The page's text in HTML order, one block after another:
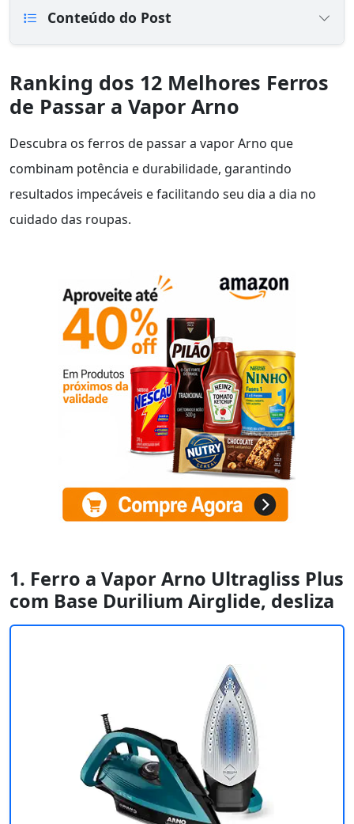
Conteúdo do Post
Ranking dos 12 Melhores Ferros
de Passar a Vapor Arno
Descubra os ferros de passar a vapor Arno que
combinam potência e durabilidade, garantindo
resultados impecáveis e facilitando seu dia a dia no
cuidado das roupas.
1. Ferro a Vapor Arno Ultragliss Plus
com Base Durilium Airglide, desliza